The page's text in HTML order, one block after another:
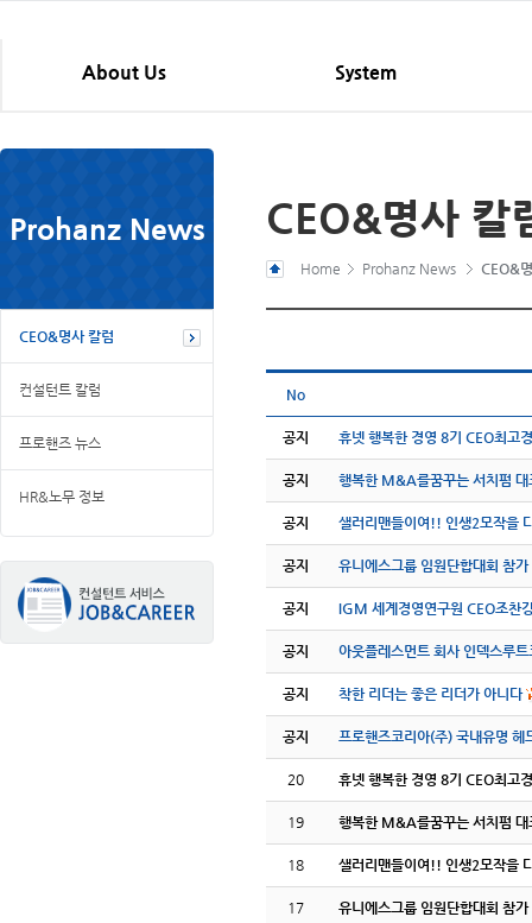
About Us System
Prohanz News
CEO&명사 칼럼
컨설턴트 칼럼
프로핸즈 뉴스
HR&노무 정보
CEO&명사 칼
Home Prohanz News CEO&
No
공지 휴넷 행복한 경영 8기 CEO최고
공지 행복한 M&A를꿈꾸는 서치펌
공지 샐러리맨들이여!! 인생2모작을
공지 유니에스그룹 임원단합대회 참가
공지 IGM 세계경영연구원 CEO조찬
공지 아웃플레스먼트 회사 인덱스루
공지 착한 리더는 좋은 리더가 아니다
공지 프로핸즈코리아(주) 국내유명
20 휴넷 행복한 경영 8기 CEO최고
19 행복한 M&A를꿈꾸는 서치펌
18 샐러리맨들이여!! 인생2모작을
17 유니에스그룹 임원단합대회 참가